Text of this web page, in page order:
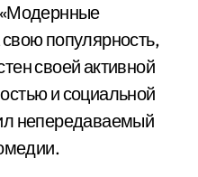
«Модернные
популярность,
своей активной
и социальной
непередаваемый